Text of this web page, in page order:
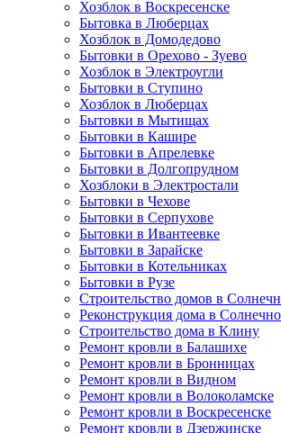
Хозблок в Воскресенске
Бытовка в Люберцах
Хозблок в Домодедово
Бытовки в Орехово - Зуево
Хозблок в Электроугли
Бытовки в Ступино
Хозблок в Люберцах
Бытовки в Мытищах
Бытовки в Кашире
Бытовки в Апрелевке
Бытовки в Долгопрудном
Хозблоки в Электростали
Бытовки в Чехове
Бытовки в Серпухове
Бытовки в Ивантеевке
Бытовки в Зарайске
Бытовки в Котельниках
Бытовки в Рузе
Строительство домов в
Реконструкция дома в
Строительство дома в Клину
Ремонт кровли в Балашихе
Ремонт кровли в Бронницах
Ремонт кровли в Видном
Ремонт кровли в Волоколамске
Ремонт кровли в Воскресенске
Ремонт кровли в Дзержинске